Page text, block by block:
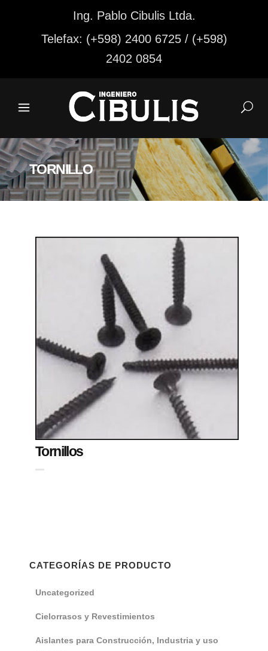
Ing. Pablo Cibulis Ltda.
Telefax: (+598) 2400 6725 / (+598)
2402 0854
TORNILLO
Tornillos
CATEGORÍAS DE PRODUCTO
Uncategorized
Cielorrasos y Revestimientos
Aislantes para Construcción, Industria y uso